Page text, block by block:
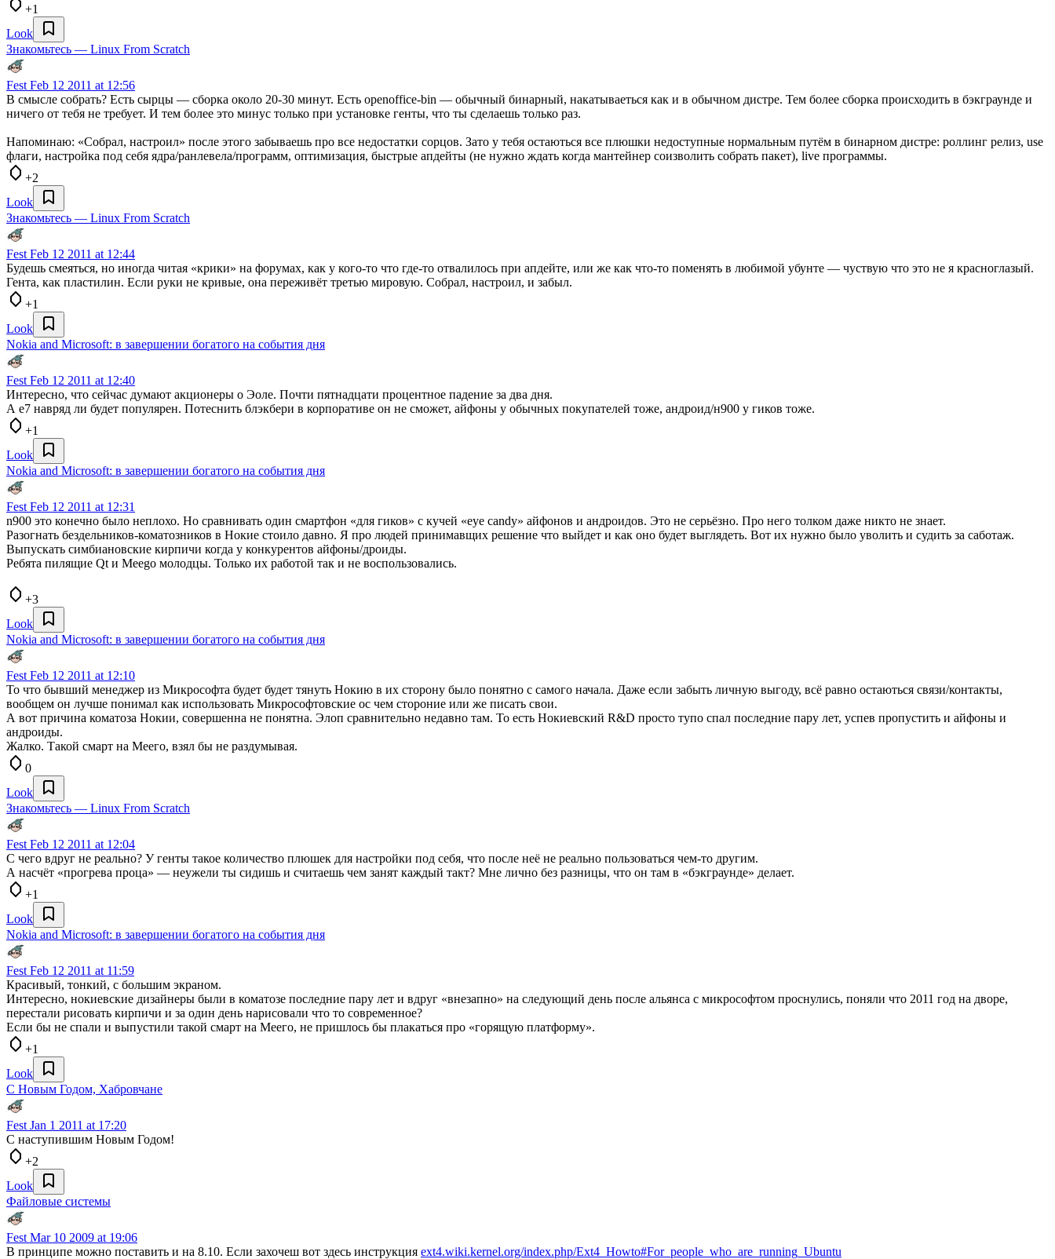
+1
Look
Знакомьтесь — Linux From Scratch
Fest Feb 12 2011 at 12:56
В смысле собрать? Есть сырцы — сборка около 20-30 минут. Есть openoffice-bin — обычный бинарный, накатываеться как и в обычном дистре. Тем более сборка происходить в бэкграунде и
ничего от тебя не требует. И тем более это минус только при установке генты, что ты сделаешь только раз.
Напоминаю: «Собрал, настроил» после этого забываешь про все недостатки сорцов. Зато у тебя остаються все плюшки недоступные нормальным путём в бинарном дистре: роллинг релиз, use
флаги, настройка под себя ядра/ранлевела/программ, оптимизация, быстрые апдейты (не нужно ждать когда мантейнер соизволить собрать пакет), live программы.
+2
Look
Знакомьтесь — Linux From Scratch
Fest Feb 12 2011 at 12:44
Будешь смеяться, но иногда читая «крики» на форумах, как у кого-то что где-то отвалилось при апдейте, или же как что-то поменять в любимой убунте — чуствую что это не я красноглазый.
Гента, как пластилин. Если руки не кривые, она переживёт третью мировую. Собрал, настроил, и забыл.
+1
Look
Nokia and Microsoft: в завершении богатого на события дня
Fest Feb 12 2011 at 12:40
Интересно, что сейчас думают акционеры о Эоле. Почти пятнадцати процентное падение за два дня.
А e7 навряд ли будет популярен. Потеснить блэкбери в корпоративе он не сможет, айфоны у обычных покупателей тоже, андроид/н900 у гиков тоже.
+1
Look
Nokia and Microsoft: в завершении богатого на события дня
Fest Feb 12 2011 at 12:31
n900 это конечно было неплохо. Но сравнивать один смартфон «для гиков» с кучей «eye candy» айфонов и андроидов. Это не серьёзно. Про него толком даже никто не знает.
Разогнать бездельников-коматозников в Нокие стоило давно. Я про людей принимавщих решение что выйдет и как оно будет выглядеть. Вот их нужно было уволить и судить за саботаж.
Выпускать симбиановские кирпичи когда у конкурентов айфоны/дроиды.
Ребята пилящие Qt и Meego молодцы. Только их работой так и не воспользовались.
+3
Look
Nokia and Microsoft: в завершении богатого на события дня
Fest Feb 12 2011 at 12:10
То что бывший менеджер из Микрософта будет будет тянуть Нокию в их сторону было понятно с самого начала. Даже если забыть личную выгоду, всё равно остаються связи/контакты,
вообщем он лучше понимал как использовать Микрософтовские ос чем стороние или же писать свои.
А вот причина коматоза Нокии, совершенна не понятна. Элоп сравнительно недавно там. То есть Нокиевский R&D просто тупо спал последние пару лет, успев пропустить и айфоны и
андроиды.
Жалко. Такой смарт на Меего, взял бы не раздумывая.
0
Look
Знакомьтесь — Linux From Scratch
Fest Feb 12 2011 at 12:04
С чего вдруг не реально? У генты такое количество плюшек для настройки под себя, что после неё не реально пользоваться чем-то другим.
А насчёт «прогрева проца» — неужели ты сидишь и считаешь чем занят каждый такт? Мне лично без разницы, что он там в «бэкграунде» делает.
+1
Look
Nokia and Microsoft: в завершении богатого на события дня
Fest Feb 12 2011 at 11:59
Красивый, тонкий, с большим экраном.
Интересно, нокиевские дизайнеры были в коматозе последние пару лет и вдруг «внезапно» на следующий день после альянса с микрософтом проснулись, поняли что 2011 год на дворе,
перестали рисовать кирпичи и за один день нарисовали что то современное?
Если бы не спали и выпустили такой смарт на Меего, не пришлось бы плакаться про «горящую платформу».
+1
Look
С Новым Годом, Хабровчане
Fest Jan 1 2011 at 17:20
С наступившим Новым Годом!
+2
Look
Файловые системы
Fest Mar 10 2009 at 19:06
В принципе можно поставить и на 8.10. Если захочеш вот здесь инструкция ext4.wiki.kernel.org/index.php/Ext4_Howto#For_people_who_are_running_Ubuntu